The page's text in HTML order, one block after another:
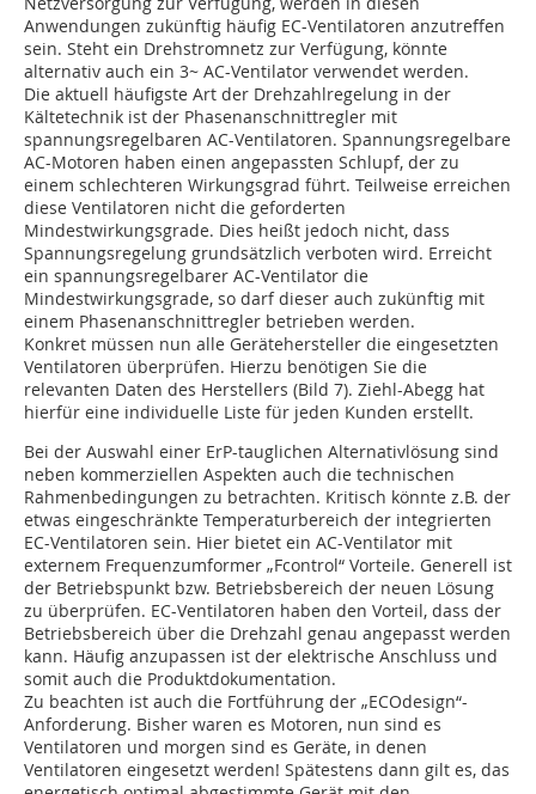
Anwendungen zukünftig häufig EC-Ventilatoren anzutreffen
sein. Steht ein Drehstromnetz zur Verfügung, könnte
alternativ auch ein 3~ AC-Ventilator verwendet werden.
Die aktuell häufigste Art der Drehzahlregelung in der
Kältetechnik ist der Phasenanschnittregler mit
spannungsregelbaren AC-Ventilatoren. Spannungsregelbare
AC-Motoren haben einen angepassten Schlupf, der zu
einem schlechteren Wirkungsgrad führt. Teilweise erreichen
diese Ventilatoren nicht die geforderten
Mindestwirkungsgrade. Dies heißt jedoch nicht, dass
Spannungsregelung grundsätzlich verboten wird. Erreicht
ein spannungsregelbarer AC-Ventilator die
Mindestwirkungsgrade, so darf dieser auch zukünftig mit
einem Phasenanschnittregler betrieben werden.
Konkret müssen nun alle Gerätehersteller die eingesetzten
Ventilatoren überprüfen. Hierzu benötigen Sie die
relevanten Daten des Herstellers (Bild 7). Ziehl-Abegg hat
hierfür eine individuelle Liste für jeden Kunden erstellt.
Bei der Auswahl einer ErP-tauglichen Alternativlösung sind
neben kommerziellen Aspekten auch die technischen
Rahmenbedingungen zu betrachten. Kritisch könnte z.B. der
etwas eingeschränkte Temperaturbereich der integrierten
EC-Ventilatoren sein. Hier bietet ein AC-Ventilator mit
externem Frequenzumformer „Fcontrol“ Vorteile. Generell ist
der Betriebspunkt bzw. Betriebsbereich der neuen Lösung
zu überprüfen. EC-Ventilatoren haben den Vorteil, dass der
Betriebsbereich über die Drehzahl genau angepasst werden
kann. Häufig anzupassen ist der elektrische Anschluss und
somit auch die Produktdokumentation.
Zu beachten ist auch die Fortführung der „ECOdesign“-
Anforderung. Bisher waren es Motoren, nun sind es
Ventilatoren und morgen sind es Geräte, in denen
Ventilatoren eingesetzt werden! Spätestens dann gilt es, das